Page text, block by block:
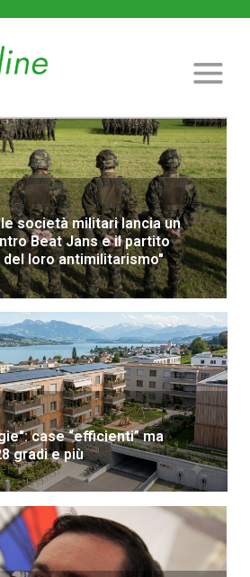
società militari lancia un
Beat Jans e il partito
loro antimilitarismo"
case “efficienti” ma
gradi e più